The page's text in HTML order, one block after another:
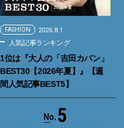
FASHION 2026.8.1
人気記事ランキング
1位は『大人の「吉田カバン」
BEST30【2026年夏】』【週
間人気記事BEST5】
5